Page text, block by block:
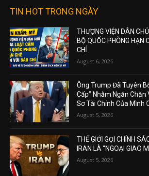
TIN HOT TRONG NGÀY
THƯỢNG VIỆN DÂN
BỘ QUỐC PHÒNG HẠN
CHÍ
August 6, 2026
Ông Trump Đã Tuyên
Cấp” Nhằm Ngăn Chặn
Sơ Tài Chính Của Mình
August 5, 2026
THẾ GIỚI GỌI CHÍNH
IRAN LÀ “NGOẠI GIAO
August 5, 2026